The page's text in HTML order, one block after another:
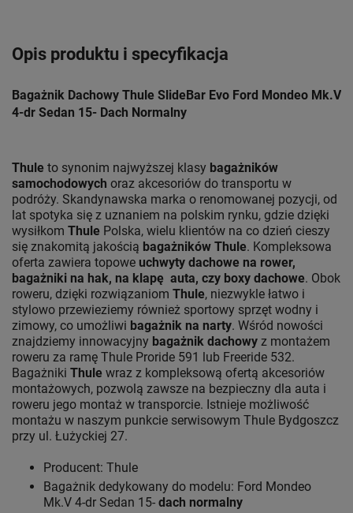
Opis produktu i specyfikacja
Bagażnik Dachowy Thule SlideBar Evo Ford Mondeo Mk.V
4-dr Sedan 15- Dach Normalny
Thule to synonim najwyższej klasy bagażników
samochodowych oraz akcesoriów do transportu w
podróży. Skandynawska marka o renomowanej pozycji, od
lat spotyka się z uznaniem na polskim rynku, gdzie dzięki
wysiłkom Thule Polska, wielu klientów na co dzień cieszy
się znakomitą jakością bagażników Thule. Kompleksowa
oferta zawiera topowe uchwyty dachowe na rower,
bagażniki na hak, na klapę auta, czy boxy dachowe. Obok
roweru, dzięki rozwiązaniom Thule, niezwykle łatwo i
stylowo przewieziemy również sportowy sprzęt wodny i
zimowy, co umożliwi bagażnik na narty. Wśród nowości
znajdziemy innowacyjny bagażnik dachowy z montażem
roweru za ramę Thule Proride 591 lub Freeride 532.
Bagażniki Thule wraz z kompleksową ofertą akcesoriów
montażowych, pozwolą zawsze na bezpieczny dla auta i
roweru jego montaż w transporcie. Istnieje możliwość
montażu w naszym punkcie serwisowym Thule Bydgoszcz
przy ul. Łużyckiej 27.
Producent: Thule
Bagażnik dedykowany do modelu: Ford Mondeo
Mk.V 4-dr Sedan 15- dach normalny